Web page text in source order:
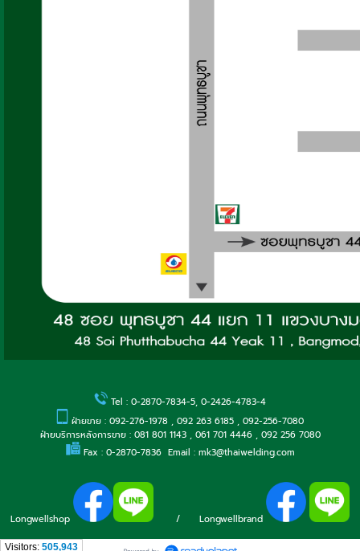
Tel : 0-2870-7834-5, 0-2426-4783-4
ฝ่ายขาย : 092-276-1978 , 092 263 6185 , 092-256-7080
ฝ่ายบริการหลังการขาย : 081 801 1143 , 061 701 4446 , 092 256 7080
Fax : 0-2870-7836 Email : mk3@thaiwelding.com
Longwellshop / Longwellbrand
Visitors: 505,943